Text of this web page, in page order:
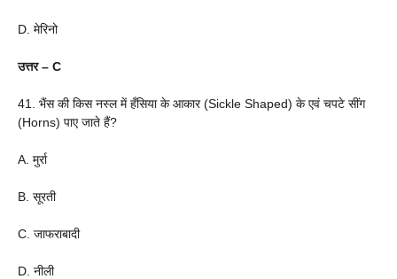
D. मेरिनो
उत्तर – C
41. भैंस की किस नस्ल में हँसिया के आकार (Sickle Shaped) के एवं चपटे सींग
(Horns) पाए जाते हैं?
A. मुर्रा
B. सूरती
C. जाफराबादी
D. नीली